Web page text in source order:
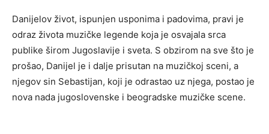
Danijelov život, ispunjen usponima i padovima, pravi je
odraz života muzičke legende koja je osvajala srca
publike širom Jugoslavije i sveta. S obzirom na sve što je
prošao, Danijel je i dalje prisutan na muzičkoj sceni, a
njegov sin Sebastijan, koji je odrastao uz njega, postao je
nova nada jugoslovenske i beogradske muzičke scene.